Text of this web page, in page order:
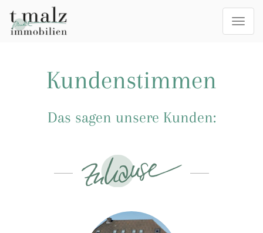
Kundenstimmen
Das sagen unsere Kunden: